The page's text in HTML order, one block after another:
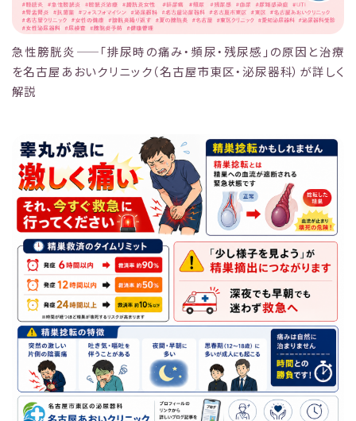
急性膀胱炎——「排尿時の痛み・頻尿・残尿感」の原因と治療
を名古屋あおいクリニック（名古屋市東区・泌尿器科）が詳しく
解説